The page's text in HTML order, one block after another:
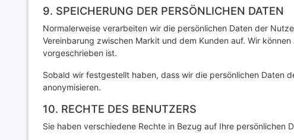
9. SPEICHERUNG DER PERSÖNLICHEN DATEN
Normalerweise verarbeiten wir die persönlichen Daten der
Vereinbarung zwischen Markit und dem Kunden auf. Wir
vorgeschrieben ist.
Sobald wir festgestellt haben, dass wir die persönlichen Daten
anonymisieren.
10. RECHTE DES BENUTZERS
Sie haben verschiedene Rechte in Bezug auf Ihre